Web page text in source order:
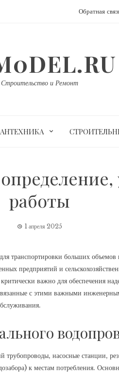
Обратная
Строительство и Ремонт
работы
1 апреля 2025
транспортировки больших объемов
предприятий и
важно для обеспечения
связанные с этими важными
насосные станции‚
к местам потребления.